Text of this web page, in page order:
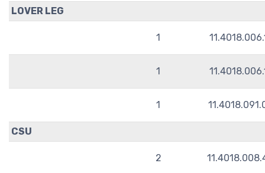
LOVER LEG
1
1
1
CSU
2